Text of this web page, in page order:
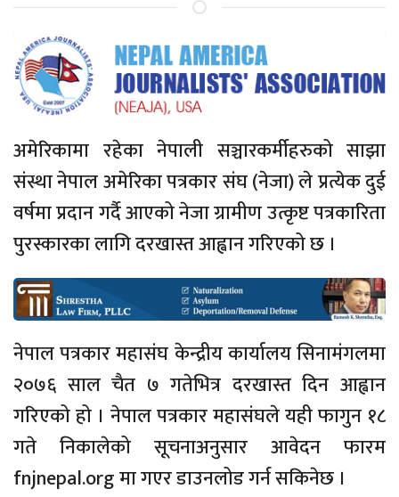
अमेरिकामा रहेका नेपाली सञ्चारकर्मीहरुको साझा
संस्था नेपाल अमेरिका पत्रकार संघ (नेजा) ले प्रत्येक दुई
वर्षमा प्रदान गर्दै आएको नेजा ग्रामीण उत्कृष्ट पत्रकारिता
पुरस्कारका लागि दरखास्त आह्वान गरिएको छ ।
नेपाल पत्रकार महासंघ केन्द्रीय कार्यालय सिनामंगलमा
२०७६ साल चैत ७ गतेभित्र दरखास्त दिन आह्वान
गरिएको हो । नेपाल पत्रकार महासंघले यही फागुन १८
गते निकालेको सूचनाअनुसार आवेदन फारम
fnjnepal.org मा गएर डाउनलोड गर्न सकिनेछ ।